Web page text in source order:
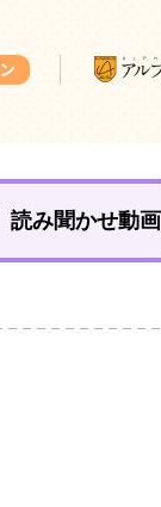
読み聞かせ動画